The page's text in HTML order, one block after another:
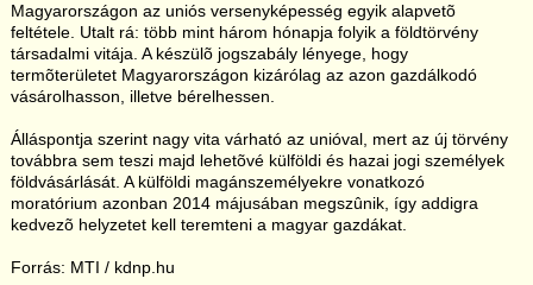
Magyarországon az uniós versenyképesség egyik alapvetõ
feltétele. Utalt rá: több mint három hónapja folyik a földtörvény
társadalmi vitája. A készülõ jogszabály lényege, hogy
termõterületet Magyarországon kizárólag az azon gazdálkodó
vásárolhasson, illetve bérelhessen.
Álláspontja szerint nagy vita várható az unióval, mert az új törvény
továbbra sem teszi majd lehetõvé külföldi és hazai jogi személyek
földvásárlását. A külföldi magánszemélyekre vonatkozó
moratórium azonban 2014 májusában megszûnik, így addigra
kedvezõ helyzetet kell teremteni a magyar gazdákat.
Forrás: MTI / kdnp.hu